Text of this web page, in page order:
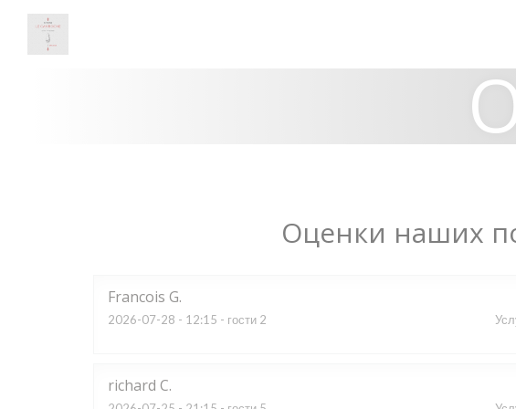
Панель управления cookies
Оценки наших
Francois G
2026-07-28 - 12:15 - гости 2
richard C